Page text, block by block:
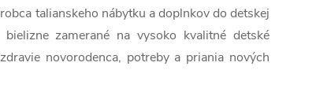
talianskeho nábytku a doplnkov do detskej
zamerané na vysoko kvalitné detské
novorodenca, potreby a priania nových